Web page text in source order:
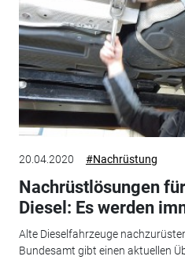
20.04.2020 #Nachrüstung
Nachrüstlösungen
Diesel: Es werden
Alte Dieselfahrzeuge
Bundesamt gibt einen aktuellen